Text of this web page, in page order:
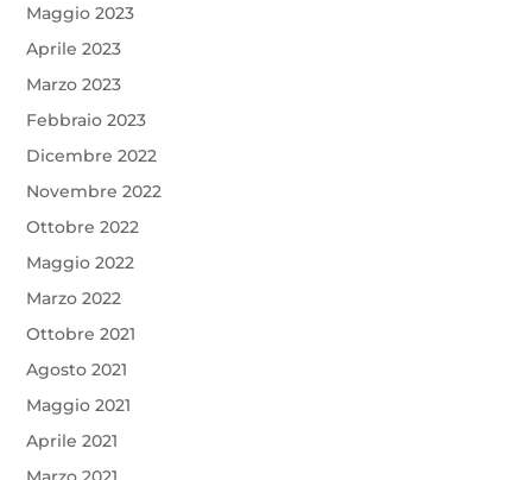
Maggio 2023
Aprile 2023
Marzo 2023
Febbraio 2023
Dicembre 2022
Novembre 2022
Ottobre 2022
Maggio 2022
Marzo 2022
Ottobre 2021
Agosto 2021
Maggio 2021
Aprile 2021